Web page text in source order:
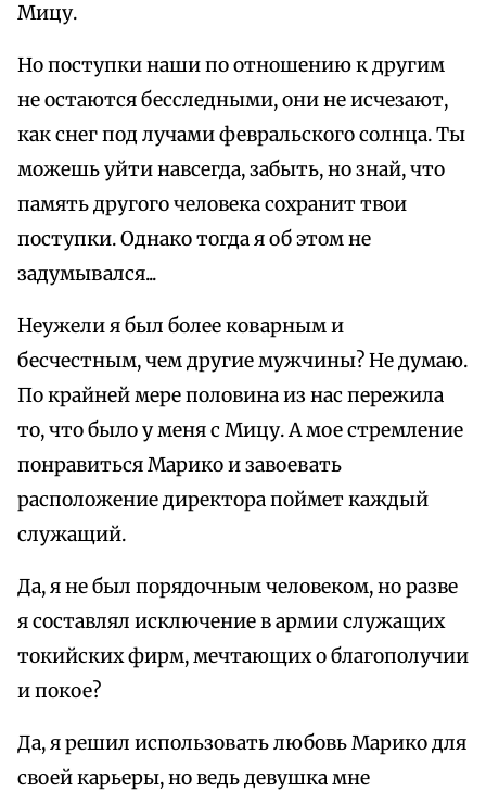
Мицу.
Но поступки наши по отношению к другим
не остаются бесследными, они не исчезают,
как снег под лучами февральского солнца. Ты
можешь уйти навсегда, забыть, но знай, что
память другого человека сохранит твои
поступки. Однако тогда я об этом не
задумывался...
Неужели я был более коварным и
бесчестным, чем другие мужчины? Не думаю.
По крайней мере половина из нас пережила
то, что было у меня с Мицу. А мое стремление
понравиться Марико и завоевать
расположение директора поймет каждый
служащий.
Да, я не был порядочным человеком, но разве
я составлял исключение в армии служащих
токийских фирм, мечтающих о благополучии
и покое?
Да, я решил использовать любовь Марико для
своей карьеры, но ведь девушка мне